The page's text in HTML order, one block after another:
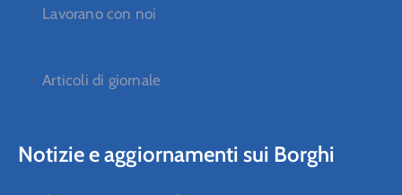
Lavorano con noi
Articoli di giornale
Notizie e aggiornamenti sui Borghi